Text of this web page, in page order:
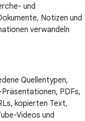
und
Notizen und
verwandeln
Quellentypen,
PDFs,
kopierten Text,
Videos und